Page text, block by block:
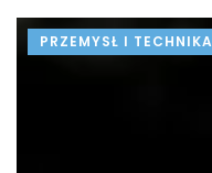
PRZEMYSŁ I TECHNIKA